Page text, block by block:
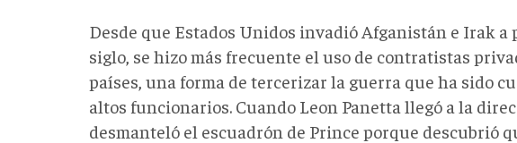
Desde que Estados Unidos invadió Afganistán e Irak a
siglo, se hizo más frecuente el uso de contratistas
países, una forma de tercerizar la guerra que ha sido
altos funcionarios. Cuando Leon Panetta llegó a la
desmanteló el escuadrón de Prince porque descubrió